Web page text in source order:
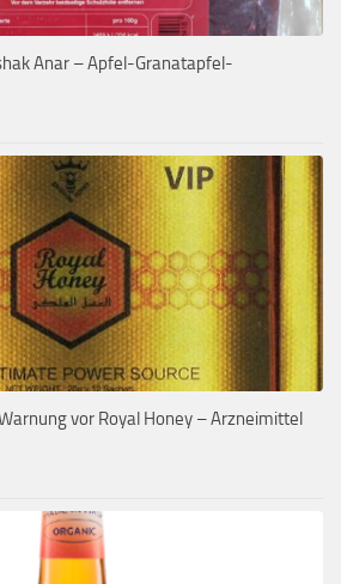
Anar – Apfel-Granatapfel-
vor Royal Honey – Arzneimittel